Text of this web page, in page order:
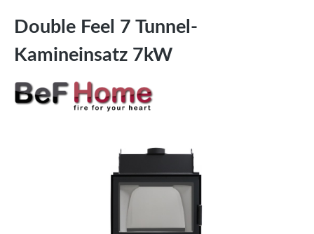
Double Feel 7 Tunnel-
Kamineinsatz 7kW
Bildergalerie überspringen